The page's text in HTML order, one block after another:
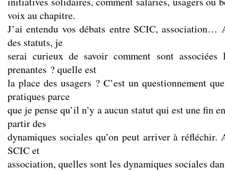
voix au chapitre.
J’ai entendu vos débats entre SCIC, association…
des statuts, je
serai curieux de savoir comment sont associées
prenantes ? quelle est
la place des usagers ? C’est un questionnement
pratiques parce
que je pense qu’il n’y a aucun statut qui est une fin
partir des
dynamiques sociales qu’on peut arriver à réfléchir.
SCIC et
association, quelles sont les dynamiques sociales